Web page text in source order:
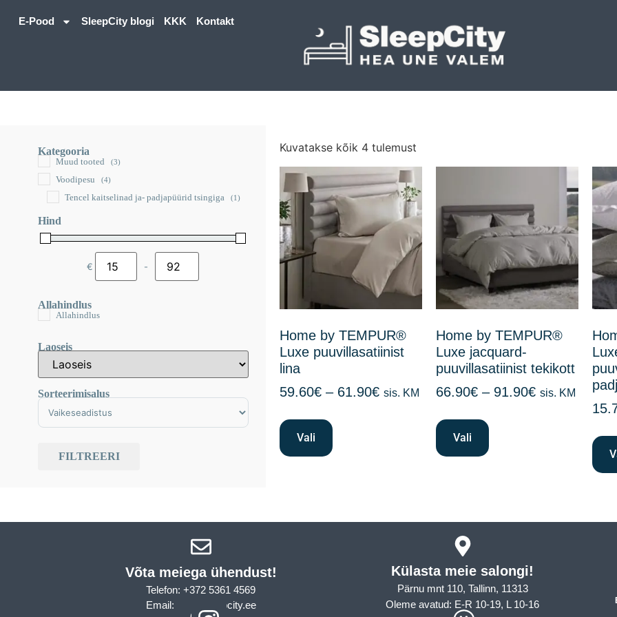
E-Pood SleepCity blogi KKK Kontakt
Kategooria
Muud tooted (3)
Voodipesu (4)
Tencel kaitselinad ja- padjapüürid tsingiga (1)
Hind
€ Minimum Price
-Maximum Price
Allahindlus
Allahindlus
Laoseis
Sorteerimisalus
Sort Products
FILTREERI
Kuvatakse kõik 4 tulemust
Home by TEMPUR®
Luxe puuvillasatiinist
lina
59.60€ – 61.90€ sis. KM
Vali
Home by TEMPUR®
Luxe jacquard-
puuvillasatiinist tekikott
66.90€ – 91.90€ sis. KM
Vali
Võta meiega ühendust!​
Telefon: +372 5361 4569
Email: info@sleepcity.ee
Külasta meie salongi!
Pärnu mnt 110, Tallinn, 11313
Oleme avatud: E-R 10-19, L 10-16